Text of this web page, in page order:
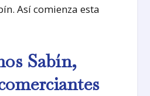
Así comienza esta
Sabín,